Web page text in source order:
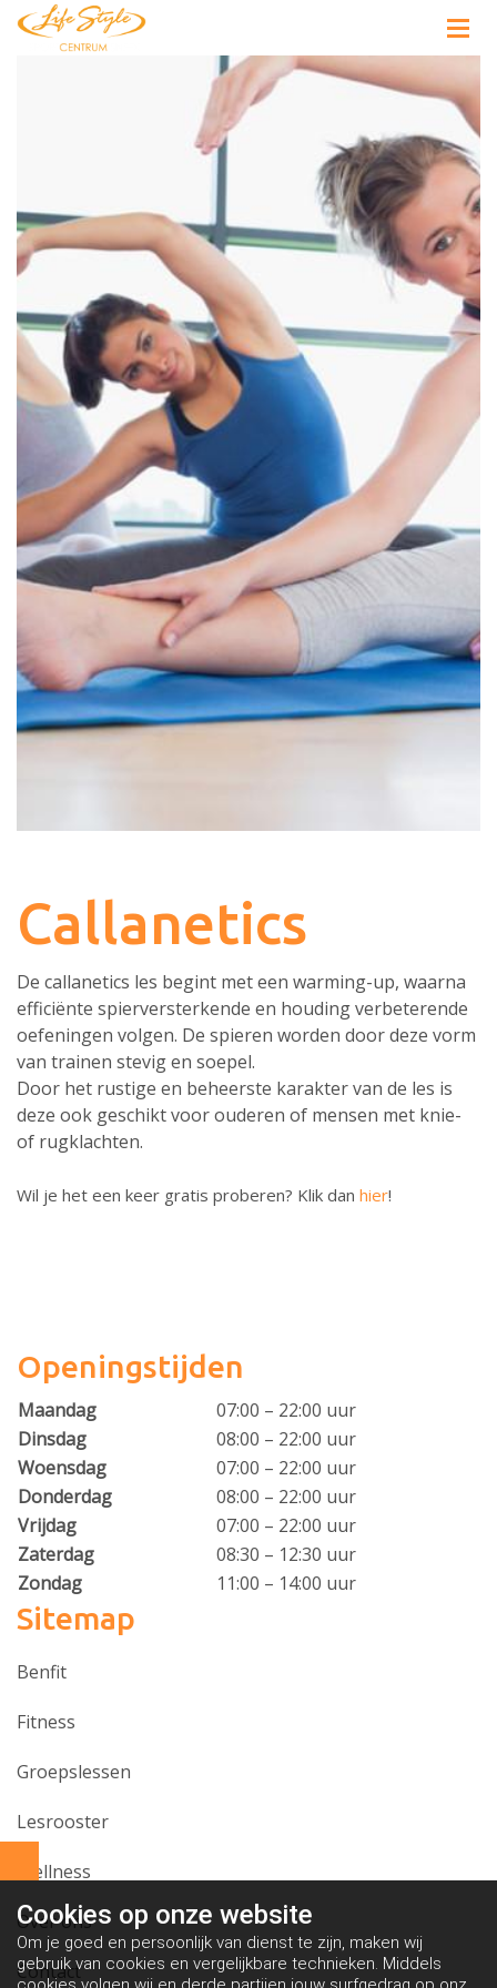
Callanetics
De callanetics les begint met een warming-up, waarna
efficiënte spierversterkende en houding verbeterende
oefeningen volgen. De spieren worden door deze vorm
van trainen stevig en soepel.
Door het rustige en beheerste karakter van de les is
deze ook geschikt voor ouderen of mensen met knie-
of rugklachten.
Wil je het een keer gratis proberen? Klik dan hier!
Openingstijden
Maandag
07:00 – 22:00 uur
Dinsdag
08:00 – 22:00 uur
Woensdag
07:00 – 22:00 uur
Donderdag
08:00 – 22:00 uur
Vrijdag
07:00 – 22:00 uur
Zaterdag
08:30 – 12:30 uur
Zondag
11:00 – 14:00 uur
Sitemap
Benfit
Fitness
Groepslessen
Lesrooster
Wellness
Over ons
Contact
Cookies op onze website
Om je goed en persoonlijk van dienst te zijn, maken wij
gebruik van cookies en vergelijkbare technieken. Middels